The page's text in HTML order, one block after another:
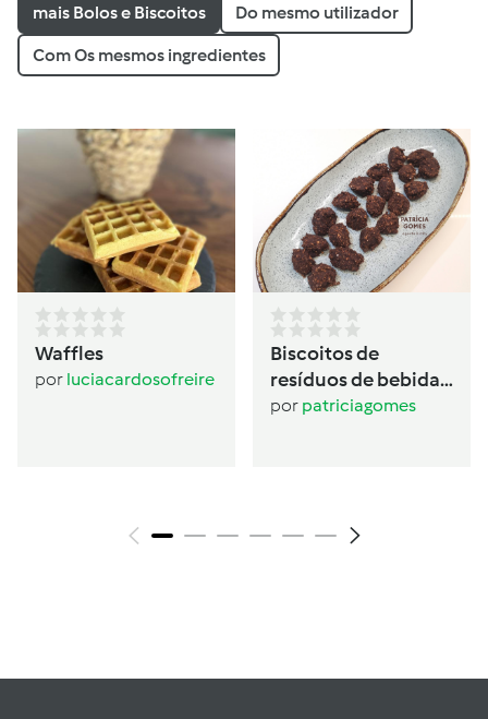
mais Bolos e Biscoitos Do mesmo utilizador
Com Os mesmos ingredientes
Waffles
por luciacardosofreire
Biscoitos de
resíduos de bebida
de aveia
por patriciagomes